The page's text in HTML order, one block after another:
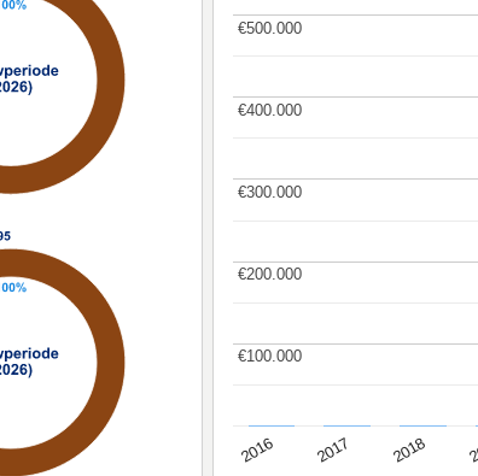
2016 2017 2018
€100.000
€100.000
€200.000
€200.000
€300.000
€300.000
€400.000
€400.000
€500.000
€500.000